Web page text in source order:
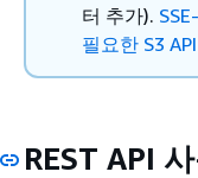
터 추가).
필요한 S3
REST API